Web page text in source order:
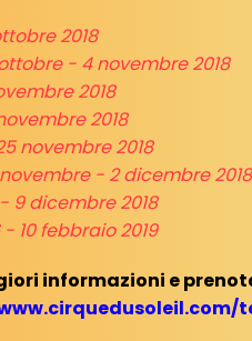
2018
- 4 novembre 2018
2018
2018
novembre 2018
- 2 dicembre 2018
9 dicembre 2018
- 10 febbraio 2019
informazioni e